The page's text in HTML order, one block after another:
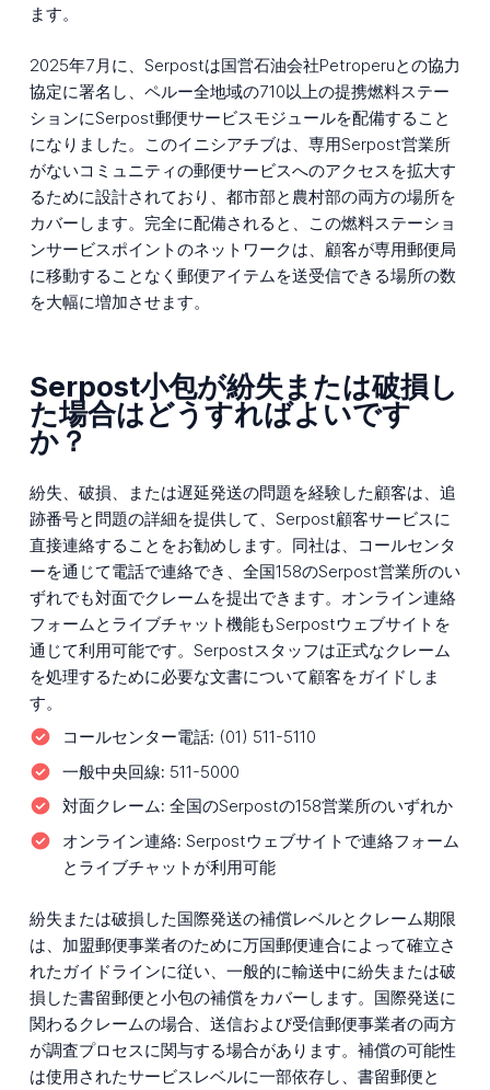
ます。
2025年7月に、Serpostは国営石油会社Petroperuとの協力
協定に署名し、ペルー全地域の710以上の提携燃料ステー
ションにSerpost郵便サービスモジュールを配備すること
になりました。このイニシアチブは、専用Serpost営業所
がないコミュニティの郵便サービスへのアクセスを拡大す
るために設計されており、都市部と農村部の両方の場所を
カバーします。完全に配備されると、この燃料ステーショ
ンサービスポイントのネットワークは、顧客が専用郵便局
に移動することなく郵便アイテムを送受信できる場所の数
を大幅に増加させます。
Serpost小包が紛失または破損し
た場合はどうすればよいです
か？
紛失、破損、または遅延発送の問題を経験した顧客は、追
跡番号と問題の詳細を提供して、Serpost顧客サービスに
直接連絡することをお勧めします。同社は、コールセンタ
ーを通じて電話で連絡でき、全国158のSerpost営業所のい
ずれでも対面でクレームを提出できます。オンライン連絡
フォームとライブチャット機能もSerpostウェブサイトを
通じて利用可能です。Serpostスタッフは正式なクレーム
を処理するために必要な文書について顧客をガイドしま
す。
コールセンター電話: (01) 511-5110
一般中央回線: 511-5000
対面クレーム: 全国のSerpostの158営業所のいずれか
オンライン連絡: Serpostウェブサイトで連絡フォーム
とライブチャットが利用可能
紛失または破損した国際発送の補償レベルとクレーム期限
は、加盟郵便事業者のために万国郵便連合によって確立さ
れたガイドラインに従い、一般的に輸送中に紛失または破
損した書留郵便と小包の補償をカバーします。国際発送に
関わるクレームの場合、送信および受信郵便事業者の両方
が調査プロセスに関与する場合があります。補償の可能性
は使用されたサービスレベルに一部依存し、書留郵便と